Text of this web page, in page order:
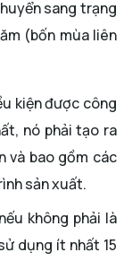
sang trạng
(bốn mùa liên
kiện được công
nó phải tạo ra
và bao gồm các
sản xuất.
không phải là
dụng ít nhất 15